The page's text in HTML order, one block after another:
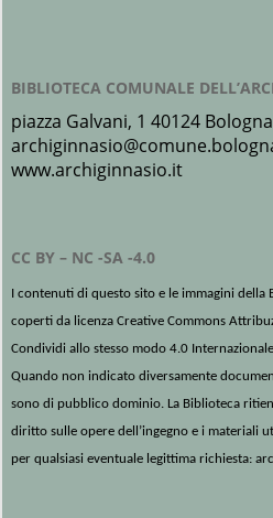
BIBLIOTECA COMUNALE
piazza Galvani, 1 40124
www.archiginnasio.it
CC BY – NC -SA -4.0
I contenuti di questo sito e le immagini della
coperti da licenza Creative Commons
Condividi allo stesso modo 4.0
Quando non indicato diversamente
sono di pubblico dominio. La Biblioteca
diritto sulle opere dell’ingegno e i materiali
per qualsiasi eventuale legittima richiesta: